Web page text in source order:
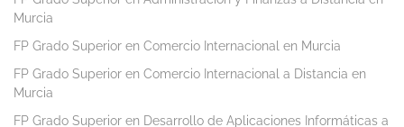
Murcia
FP Grado Superior en Comercio Internacional en Murcia
FP Grado Superior en Comercio Internacional a Distancia en
Murcia
FP Grado Superior en Desarrollo de Aplicaciones Informáticas a